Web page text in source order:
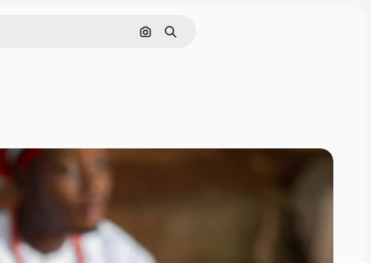
Cerca per immagine
Ricerca